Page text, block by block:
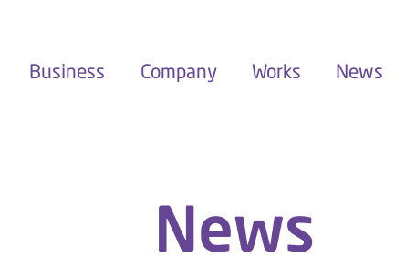
Business Company Works News
News